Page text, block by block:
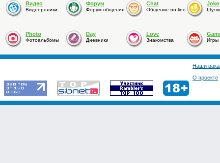
Видео
Видеоролики
Форум
Форум общения
Chat
Общение on-line
Joke
Photo
Фотоальбомы
Day
Дневники
Love
Знакомства Игры
Наши
О проекте